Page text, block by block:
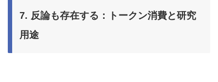
7. 反論も存在する：トークン消費と研究
用途